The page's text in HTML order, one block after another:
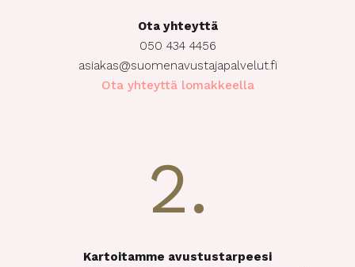
Ota yhteyttä
050 434 4456
asiakas@suomenavustajapalvelut.fi
Ota yhteyttä lomakkeella
2.
Kartoitamme avustustarpeesi